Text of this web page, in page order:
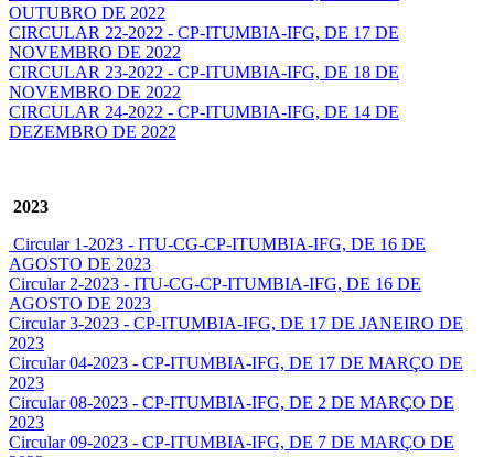
OUTUBRO DE 2022
CIRCULAR 22-2022 - CP-ITUMBIA-IFG, DE 17 DE
NOVEMBRO DE 2022
CIRCULAR 23-2022 - CP-ITUMBIA-IFG, DE 18 DE
NOVEMBRO DE 2022
CIRCULAR 24-2022 - CP-ITUMBIA-IFG, DE 14 DE
DEZEMBRO DE 2022
2023
Circular 1-2023 - ITU-CG-CP-ITUMBIA-IFG, DE 16 DE
AGOSTO DE 2023
Circular 2-2023 - ITU-CG-CP-ITUMBIA-IFG, DE 16 DE
AGOSTO DE 2023
Circular 3-2023 - CP-ITUMBIA-IFG, DE 17 DE JANEIRO DE
2023
Circular 04-2023 - CP-ITUMBIA-IFG, DE 17 DE MARÇO DE
2023
Circular 08-2023 - CP-ITUMBIA-IFG, DE 2 DE MARÇO DE
2023
Circular 09-2023 - CP-ITUMBIA-IFG, DE 7 DE MARÇO DE